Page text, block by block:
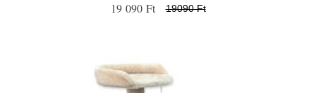
19 090 Ft 19090 Ft